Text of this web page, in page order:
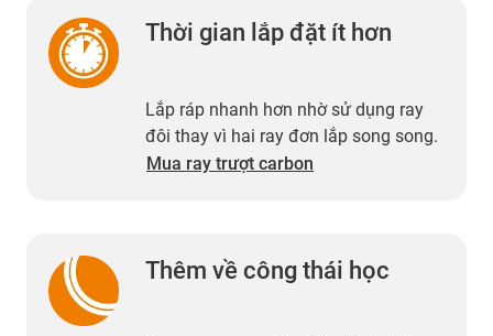
Thời gian lắp đặt ít hơn
Lắp ráp nhanh hơn nhờ sử dụng ray
đôi thay vì hai ray đơn lắp song song.
Mua ray trượt carbon
Thêm về công thái học